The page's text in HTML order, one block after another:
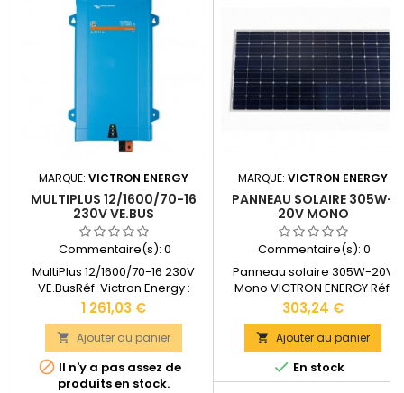
MARQUE: VICTRON ENERGY
MULTIPLUS 12/1600/70-16
230V VE.BUS
Commentaire(s): 0
MultiPlus 12/1600/70-16 230V
VE.BusRéf. Victron Energy :
PMP122160000 GARANTIE : 5
ANSPuissance continue : 1600
VA (Puissance de crête : 2800
W) Section de câble maximale
: 50 mm2Dimensions : 470 x 265
x 120 mmPoids : 10,2
Prix
1 261,03 €
 Ajouter au panier
 Il n'y a pas assez de
produits en stock.
MARQUE: VICTRON ENERGY
PANNEAU SOLAIRE 305W-
20V MONO
Commentaire(s): 0
Panneau solaire 305W-20V
Mono VICTRON ENERGY Réf.
Victron Energy : SPM043042002
GARANTIE : 5 ANSNombre de
cellules en série : 60Longueur
de câble : 900 mmType de
connecteurs : MC4Dimensions :
1658 x 1002 x 35 mm Poids : 19
Prix
303,24 €
 Ajouter au panier
 En stock